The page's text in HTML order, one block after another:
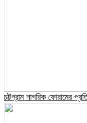
চট্টগ্রাম নাগরিক ফোরামের